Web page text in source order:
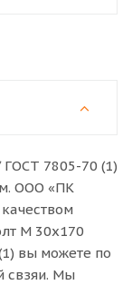
7805-70 (1)
ООО «ПК
M 30x170
вы можете по
свзяи. Мы